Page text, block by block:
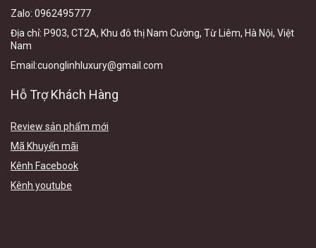
Zalo: 0962495777
Địa chỉ: P903, CT2A, Khu đô thị Nam Cường, Từ Liêm, Hà Nội, Việt
Nam
Email:cuonglinhluxury@gmail.com
Hỗ Trợ Khách Hàng
Review sản phẩm mới
Mã Khuyến mãi
Kênh Facebook
Kênh youtube